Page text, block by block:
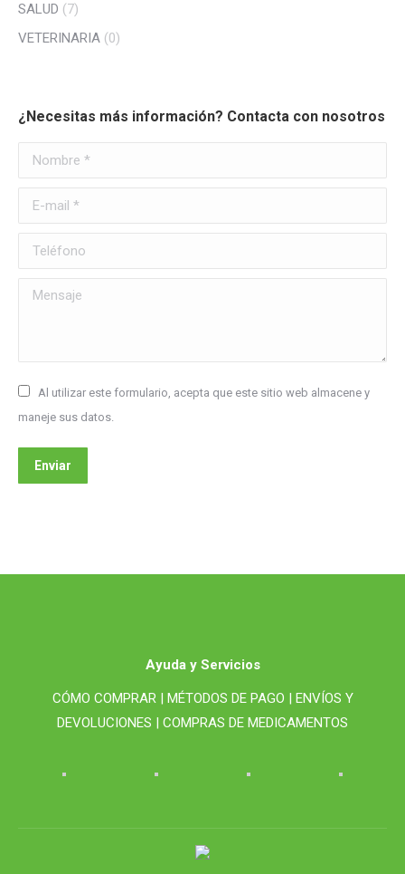
SALUD (7)
VETERINARIA (0)
¿Necesitas más información? Contacta con nosotros
Nombre *
E-mail *
Teléfono
Mensaje
Al utilizar este formulario, acepta que este sitio web almacene y
maneje sus datos.
Enviar
Ayuda y Servicios
CÓMO COMPRAR | MÉTODOS DE PAGO | ENVÍOS Y
DEVOLUCIONES | COMPRAS DE MEDICAMENTOS